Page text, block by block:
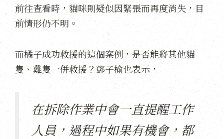
前往查看時，貓咪則疑似因緊張而再度消失，目
前情形仍不明。
而橘子成功救援的這個案例，是否能將其他貓
隻、雞隻一併救援？鄧子榆也表示，
在拆除作業中會一直提醒工作
人員，過程中如果有機會，都